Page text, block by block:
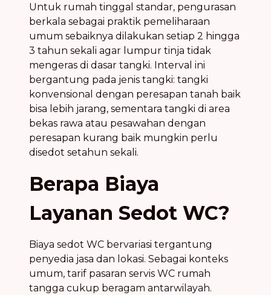
Untuk rumah tinggal standar, pengurasan
berkala sebagai praktik pemeliharaan
umum sebaiknya dilakukan setiap 2 hingga
3 tahun sekali agar lumpur tinja tidak
mengeras di dasar tangki. Interval ini
bergantung pada jenis tangki: tangki
konvensional dengan peresapan tanah baik
bisa lebih jarang, sementara tangki di area
bekas rawa atau pesawahan dengan
peresapan kurang baik mungkin perlu
disedot setahun sekali.
Berapa Biaya
Layanan Sedot WC?
Biaya sedot WC bervariasi tergantung
penyedia jasa dan lokasi. Sebagai konteks
umum, tarif pasaran servis WC rumah
tangga cukup beragam antarwilayah.